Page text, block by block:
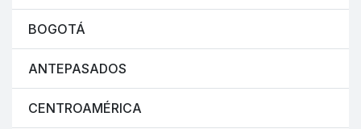
BOGOTÁ
ANTEPASADOS
CENTROAMÉRICA